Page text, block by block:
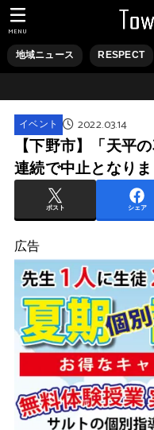
地域ニュース RESPECT
MENU
イベント 2022.03.14
【下野市】「天平
連続で中止となり
ポスト シェア
広告